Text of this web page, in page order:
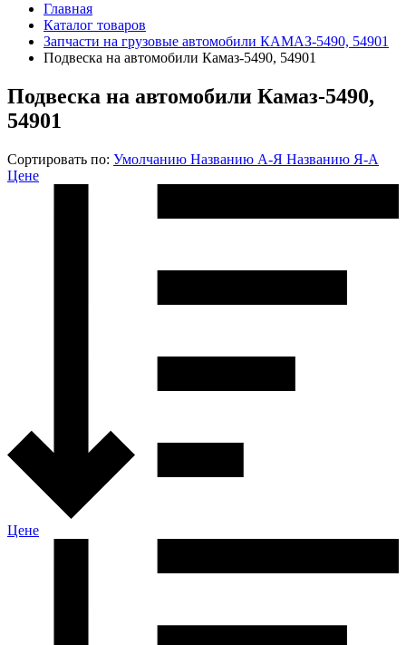
Главная
Каталог товаров
Запчасти на грузовые автомобили КАМАЗ-5490, 54901
Подвеска на автомобили Камаз-5490, 54901
Подвеска на автомобили Камаз-5490,
54901
Сортировать по: Умолчанию Названию А-Я Названию Я-А
Цене
Цене